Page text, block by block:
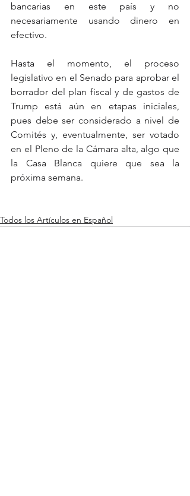
bancarias en este país y no
necesariamente usando dinero en
efectivo.
Hasta el momento, el proceso
legislativo en el Senado para aprobar el
borrador del plan fiscal y de gastos de
Trump está aún en etapas iniciales,
pues debe ser considerado a nivel de
Comités y, eventualmente, ser votado
en el Pleno de la Cámara alta, algo que
la Casa Blanca quiere que sea la
próxima semana.
Todos los Artículos en Español